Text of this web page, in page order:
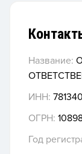
Название:
ИНН:
ОГРН:
Год